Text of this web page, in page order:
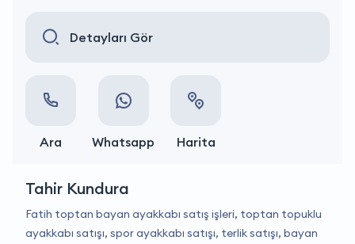
Detayları Gör
Ara Whatsapp Harita
Tahir Kundura
Fatih toptan bayan ayakkabı satış işleri, toptan topuklu
ayakkabı satışı, spor ayakkabı satışı, terlik satışı, bayan